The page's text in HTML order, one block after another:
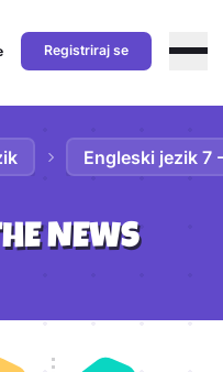
Registriraj se
Engleski jezik 7
NEWS